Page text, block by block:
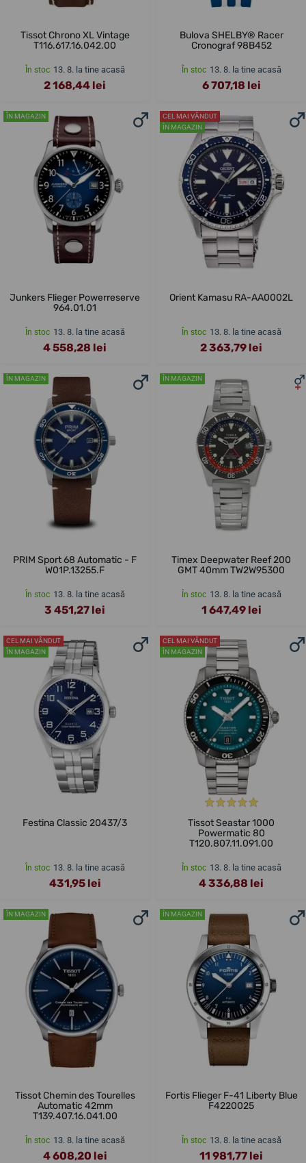
Tissot Chrono XL Vintage
T116.617.16.042.00
În stoc 13. 8. la tine acasă
2 168,44 lei
Bulova SHELBY® Racer
Cronograf 98B452
În stoc 13. 8. la tine acasă
6 707,18 lei
ÎN MAGAZIN
Junkers Flieger Powerreserve
964.01.01
În stoc 13. 8. la tine acasă
4 558,28 lei
CEL MAI VÂNDUT
ÎN MAGAZIN
Orient Kamasu RA-AA0002L
În stoc 13. 8. la tine acasă
2 363,79 lei
ÎN MAGAZIN
PRIM Sport 68 Automatic - F
W01P.13255.F
În stoc 13. 8. la tine acasă
3 451,27 lei
ÎN MAGAZIN
Timex Deepwater Reef 200
GMT 40mm TW2W95300
În stoc 13. 8. la tine acasă
1 647,49 lei
CEL MAI VÂNDUT
ÎN MAGAZIN
Festina Classic 20437/3
În stoc 13. 8. la tine acasă
431,95 lei
CEL MAI VÂNDUT
ÎN MAGAZIN
Tissot Seastar 1000
Powermatic 80
T120.807.11.091.00
În stoc 13. 8. la tine acasă
4 336,88 lei
ÎN MAGAZIN
Tissot Chemin des Tourelles
Automatic 42mm
T139.407.16.041.00
În stoc 13. 8. la tine acasă
4 608,20 lei
ÎN MAGAZIN
Fortis Flieger F-41 Liberty Blue
F4220025
În stoc 13. 8. la tine acasă
11 981,77 lei